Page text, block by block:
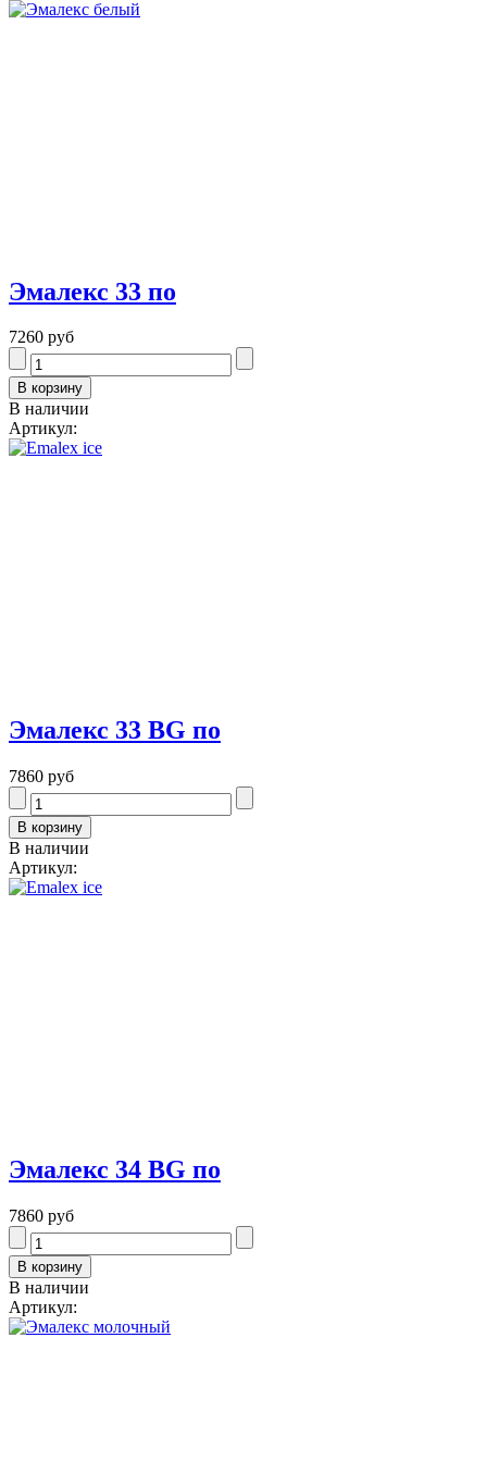
Эмалекс 33 по
7260 руб
В наличии
Артикул:
Эмалекс 33 BG по
7860 руб
В наличии
Артикул:
Эмалекс 34 BG по
7860 руб
В наличии
Артикул: